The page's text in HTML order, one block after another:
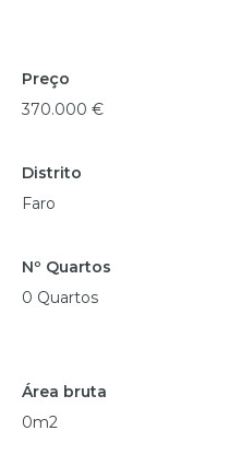
Preço
370.000 €
Distrito
Faro
Nº Quartos
0 Quartos
Área bruta
0m2